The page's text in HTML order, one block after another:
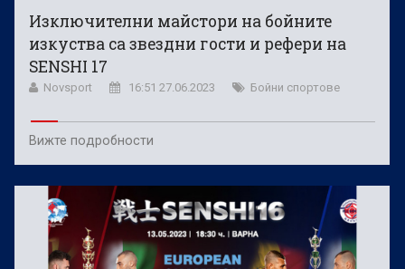
Изключителни майстори на бойните
изкуства са звездни гости и рефери на
SENSHI 17
Novsport 16:51 27.06.2023 Бойни спортове
Вижте подробности